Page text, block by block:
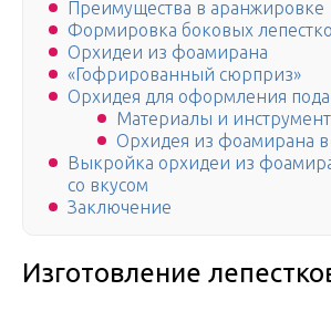
Преимущества в аранжировке
Формировка боковых
Орхидеи из фоамирана
«Гофрированный сюрприз»
Орхидея для оформления
Материалы и
Орхидея из фоамирана
Выкройка орхидеи из
со вкусом
Заключение
Изготовление